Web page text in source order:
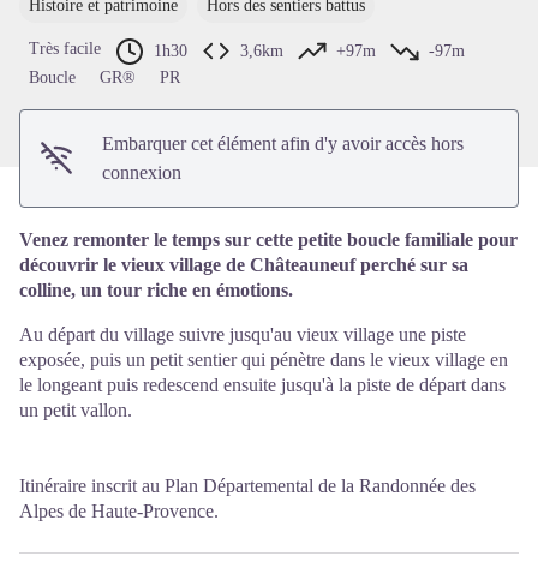
Voir l'image en plein écran
Histoire et patrimoine Hors des sentiers battus
Très facile 1h30 3,6km +97m
-97m
Boucle
GR® PR
Embarquer cet élément afin d'y avoir accès hors
connexion
Venez remonter le temps sur cette petite boucle familiale pour
découvrir le vieux village de Châteauneuf perché sur sa
colline, un tour riche en émotions.
Au départ du village suivre jusqu'au vieux village une piste
exposée, puis un petit sentier qui pénètre dans le vieux village en
le longeant puis redescend ensuite jusqu'à la piste de départ dans
un petit vallon.
Itinéraire inscrit au Plan Départemental de la Randonnée des
Alpes de Haute-Provence.